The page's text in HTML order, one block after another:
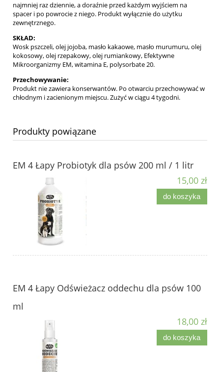
najmniej raz dziennie, a doraźnie przed każdym wyjściem na
spacer i po powrocie z niego. Produkt wyłącznie do użytku
zewnętrznego.
SKŁAD:
Wosk pszczeli, olej jojoba, masło kakaowe, masło murumuru, olej
kokosowy, olej rzepakowy, olej rumiankowy, Efektywne
Mikroorganizmy EM, witamina E, polysorbate 20.
Przechowywanie:
Produkt nie zawiera konserwantów. Po otwarciu przechowywać w
chłodnym i zacienionym miejscu. Zużyć w ciągu 4 tygodni.
Produkty powiązane
EM 4 Łapy Probiotyk dla psów 200 ml / 1 litr
15,00 zł
do koszyka
EM 4 Łapy Odświeżacz oddechu dla psów 100
ml
18,00 zł
do koszyka